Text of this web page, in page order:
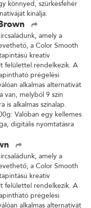
könnyed, szürkésfehér
kínálja.
amely a
a Color Smooth
kreatív
felülettel rendelkezik. A
prégelési
alkalmas alternatívát
van, melyből 9 szín
is alkalmas színalap.
Valóban egy kellemes
digitális nyomtatásra
amely a
a Color Smooth
kreatív
felülettel rendelkezik. A
prégelési
alkalmas alternatívát